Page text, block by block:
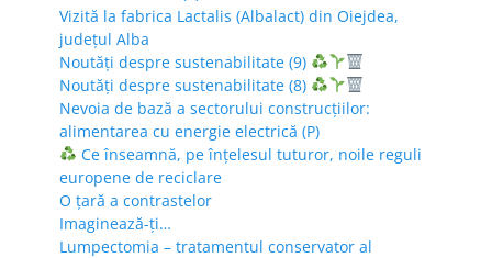
Vizită la fabrica Lactalis (Albalact) din Oiejdea,
județul Alba
Noutăți despre sustenabilitate (9)
Noutăți despre sustenabilitate (8)
Nevoia de bază a sectorului construcțiilor:
alimentarea cu energie electrică (P)
Ce înseamnă, pe înțelesul tuturor, noile reguli
europene de reciclare
O țară a contrastelor
Imaginează-ți…
Lumpectomia – tratamentul conservator al